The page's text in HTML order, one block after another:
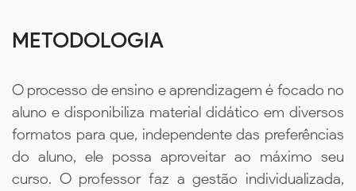
METODOLOGIA
O processo de ensino e aprendizagem é focado no
aluno e disponibiliza material didático em diversos
formatos para que, independente das preferências
do aluno, ele possa aproveitar ao máximo seu
curso. O professor faz a gestão individualizada,